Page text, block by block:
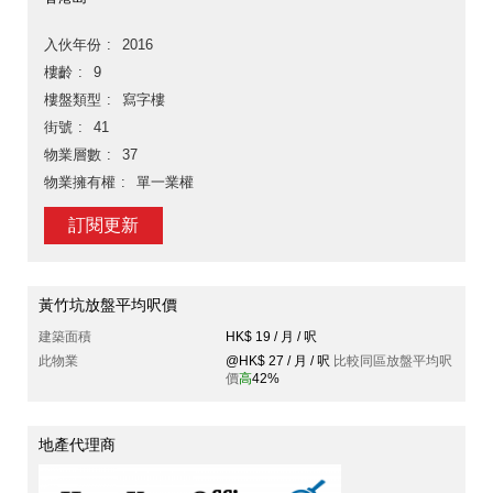
入伙年份
2016
樓齡
9
樓盤類型
寫字樓
街號
41
物業層數
37
物業擁有權
單一業權
訂閱更新
黃竹坑放盤平均呎價
建築面積
HK$ 19 / 月 / 呎
此物業
@HK$ 27 / 月 / 呎 比較同區放盤平均呎
價高42%
地產代理商